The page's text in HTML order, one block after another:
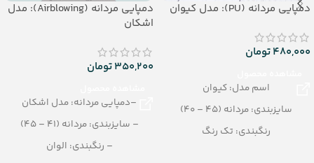
دمپایی مردانه (PU): مدل کیوان
480,000تومان
اسم مدل: کیوان
سایزبندی: مردانه (45 – 40)
رنگبندی: تک رنگ
دمپایی مردانه (Airblowing): مدل
اشکان
350,200تومان
–دمپایی مردانه: مدل اشکان
– سایزبندی: مردانه (41 – 45)
– رنگبندی: الوان